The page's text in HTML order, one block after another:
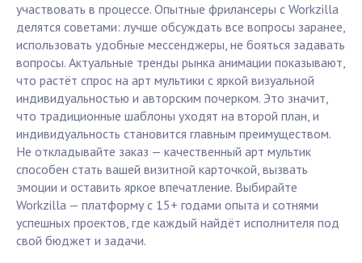
участвовать в процессе. Опытные фрилансеры с Workzilla
делятся советами: лучше обсуждать все вопросы заранее,
использовать удобные мессенджеры, не бояться задавать
вопросы. Актуальные тренды рынка анимации показывают,
что растёт спрос на арт мультики с яркой визуальной
индивидуальностью и авторским почерком. Это значит,
что традиционные шаблоны уходят на второй план, и
индивидуальность становится главным преимуществом.
Не откладывайте заказ — качественный арт мультик
способен стать вашей визитной карточкой, вызвать
эмоции и оставить яркое впечатление. Выбирайте
Workzilla — платформу с 15+ годами опыта и сотнями
успешных проектов, где каждый найдёт исполнителя под
свой бюджет и задачи.